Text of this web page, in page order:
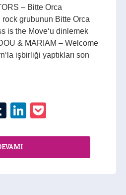
– Bitte Orca
rock grubunun Bitte Orca
is the Move‘u dinlemek
& MARIAM – Welcome
işbirliği yaptıkları son
TumblrLinkedIn